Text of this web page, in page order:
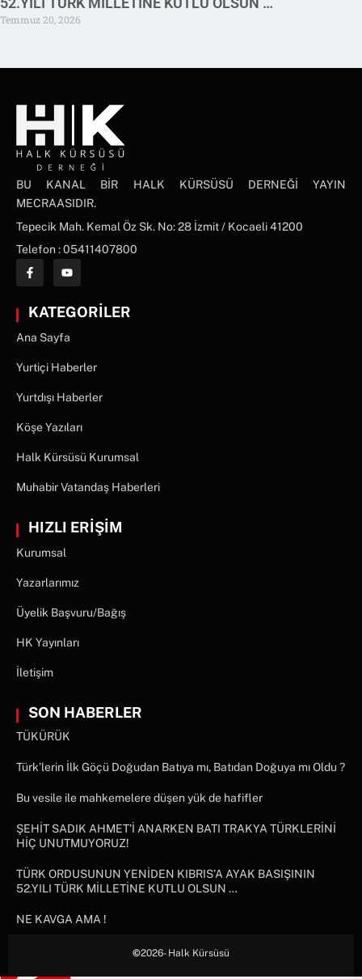
Temmuz 20, 2026
BU KANAL BİR HALK KÜRSÜSÜ DERNEĞİ YAYIN
MECRAASIDIR.
Tepecik Mah. Kemal Öz Sk. No: 28 İzmit / Kocaeli 41200
Telefon : 05411407800
KATEGORİLER
Ana Sayfa
Yurtiçi Haberler
Yurtdışı Haberler
Köşe Yazıları
Halk Kürsüsü Kurumsal
Muhabir Vatandaş Haberleri
HIZLI ERİŞİM
Kurumsal
Yazarlarımız
Üyelik Başvuru/Bağış
HK Yayınları
İletişim
SON HABERLER
TÜKÜRÜK
Türk’lerin İlk Göçü Doğudan Batıya mı, Batıdan Doğuya mı Oldu ?
Bu vesile ile mahkemelere düşen yük de hafifler
ŞEHİT SADIK AHMET’İ ANARKEN BATI TRAKYA TÜRKLERİNİ
HİÇ UNUTMUYORUZ!
TÜRK ORDUSUNUN YENİDEN KIBRIS’A AYAK BASIŞININ
52.YILI TÜRK MİLLETİNE KUTLU OLSUN …
NE KAVGA AMA !
©2026- Halk Kürsüsü